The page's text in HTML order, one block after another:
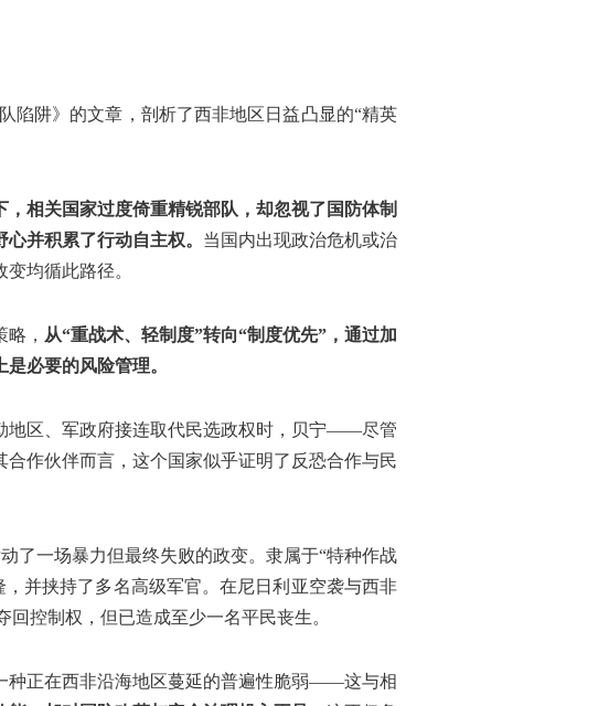
陷阱》的文章，剖析了西非地区日益凸显的“精英
相关国家过度倚重精锐部队，却忽视了国防体制
并积累了行动自主权。 当国内出现政治危机或治
均循此路径。
， 从“重战术、轻制度”转向“制度优先”，通过加
必要的风险管理。
地区、军政府接连取代民选政权时，贝宁——尽管
作伙伴而言，这个国家似乎证明了反恐合作与民
了一场暴力但最终失败的政变。隶属于“特种作战
，并挟持了多名高级军官。在尼日利亚空袭与西非
控制权，但已造成至少一名平民丧生。
种正在西非沿海地区蔓延的普遍性脆弱——这与相